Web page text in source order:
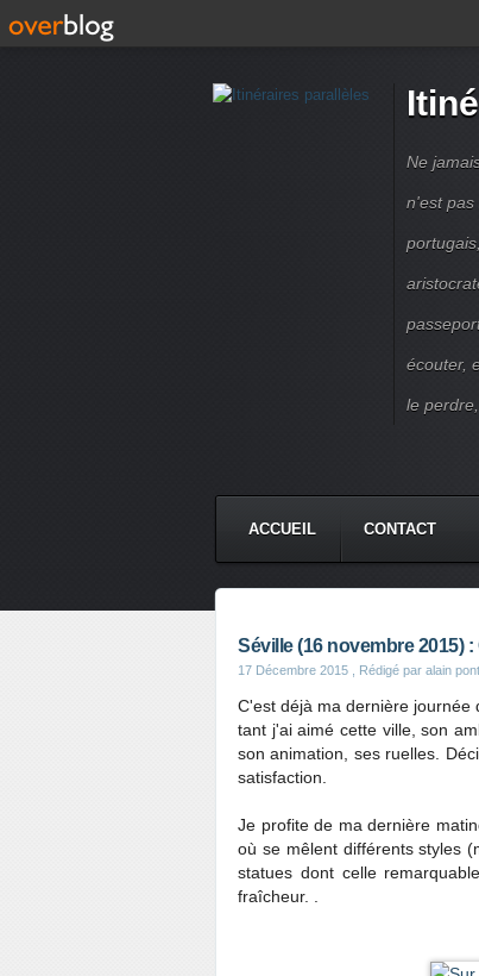
Ne
n'est pas
écouter,
le
ACCUEIL CONTACT
Séville (16 novembre 2015)
17 Décembre 2015 , Rédigé par alain pont
C'est déjà ma dernière journée
tant j'ai aimé cette ville, son
son animation, ses ruelles.
satisfaction.
Je profite de ma dernière
où se mêlent différents styles
statues dont celle
fraîcheur. .